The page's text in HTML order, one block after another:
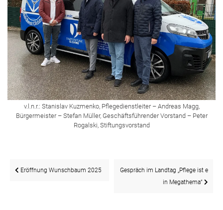
v.l.n.r.: Stanislav Kuzmenko, Pflegedienstleiter – Andreas Magg,
Bürgermeister – Stefan Müller, Geschäftsführender Vorstand – Peter
Rogalski, Stiftungsvorstand
Beitragsnavigation
Eröffnung Wunschbaum 2025
Gespräch im Landtag „Pflege ist e
in Megathema“